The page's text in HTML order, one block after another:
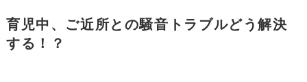
育児中、ご近所との騒音トラブルどう解決
する！？